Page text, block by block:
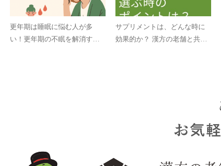
更年期は睡眠に悩む人が多
い！更年期の不眠を解消する
サプリメントは、どんな時に
効果的か？ 漢方の老舗と共に